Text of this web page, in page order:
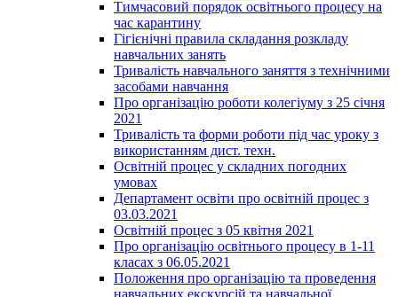
Тимчасовий порядок освітнього процесу на
час карантину
Гігієнічні правила складання розкладу
навчальних занять
Тривалість навчального заняття з технічними
засобами навчання
Про організацію роботи колегіуму з 25 січня
2021
Тривалість та форми роботи під час уроку з
використанням дист. техн.
Освітній процес у складних погодних
умовах
Департамент освіти про освітній процес з
03.03.2021
Освітній процес з 05 квітня 2021
Про організацію освітнього процесу в 1-11
класах з 06.05.2021
Положення про організацію та проведення